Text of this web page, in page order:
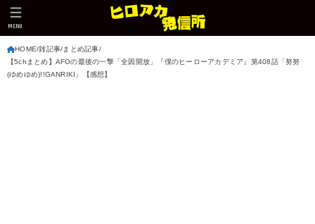
MENU
HOME 雑記事 まとめ記事
【5chまとめ】AFOの最後の一撃「全因開放」『僕のヒーローアカデミア』第408話「努努
(ゆめゆめ)!!GANRIKI」【感想】